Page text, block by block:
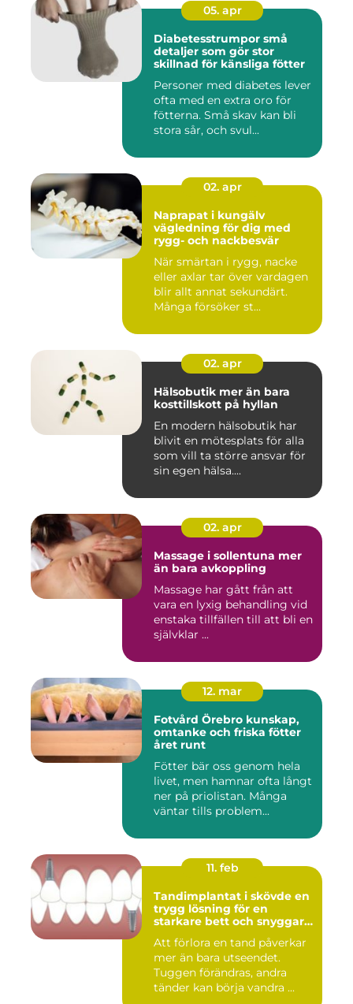
05. apr
Diabetesstrumpor små
detaljer som gör stor
skillnad för känsliga fötter
Personer med diabetes lever
ofta med en extra oro för
fötterna. Små skav kan bli
stora sår, och svul...
02. apr
Naprapat i kungälv
vägledning för dig med
rygg- och nackbesvär
När smärtan i rygg, nacke
eller axlar tar över vardagen
blir allt annat sekundärt.
Många försöker st...
02. apr
Hälsobutik mer än bara
kosttillskott på hyllan
En modern hälsobutik har
blivit en mötesplats för alla
som vill ta större ansvar för
sin egen hälsa....
02. apr
Massage i sollentuna mer
än bara avkoppling
Massage har gått från att
vara en lyxig behandling vid
enstaka tillfällen till att bli en
självklar ...
12. mar
Fotvård Örebro kunskap,
omtanke och friska fötter
året runt
Fötter bär oss genom hela
livet, men hamnar ofta långt
ner på priolistan. Många
väntar tills problem...
11. feb
Tandimplantat i skövde en
trygg lösning för en
starkare bett och snyggare
Att förlora en tand påverkar
mer än bara utseendet.
Tuggen förändras, andra
tänder kan börja vandra ...